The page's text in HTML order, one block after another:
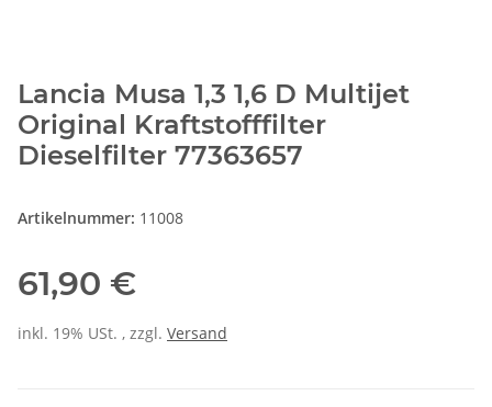
Lancia Musa 1,3 1,6 D Multijet
Original Kraftstofffilter
Dieselfilter 77363657
Artikelnummer: 11008
61,90 €
inkl. 19% USt. , zzgl. Versand